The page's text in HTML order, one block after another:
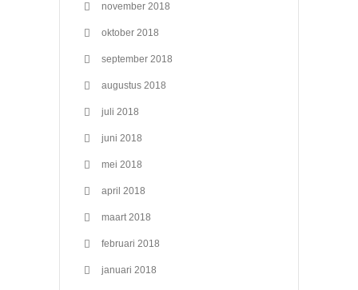
november 2018
oktober 2018
september 2018
augustus 2018
juli 2018
juni 2018
mei 2018
april 2018
maart 2018
februari 2018
januari 2018